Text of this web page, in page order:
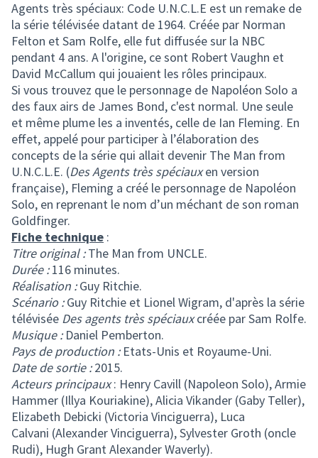
Agents très spéciaux: Code U.N.C.L.E est un remake de
la série télévisée datant de 1964. Créée par Norman
Felton et Sam Rolfe, elle fut diffusée sur la NBC
pendant 4 ans. A l'origine, ce sont Robert Vaughn et
David McCallum qui jouaient les rôles principaux.
Si vous trouvez que le personnage de Napoléon Solo a
des faux airs de James Bond, c'est normal. Une seule
et même plume les a inventés, celle de Ian Fleming. En
effet, appelé pour participer à l’élaboration des
concepts de la série qui allait devenir The Man from
U.N.C.L.E. (Des Agents très spéciauxen version
française), Fleming a créé le personnage de Napoléon
Solo, en reprenant le nom d’un méchant de son roman
Goldfinger.
Fiche technique :
Titre original :The Man from UNCLE.
Durée :116 minutes.
Réalisation :Guy Ritchie.
Scénario :Guy Ritchie et Lionel Wigram, d'après la série
télévisée Des agents très spéciauxcréée par Sam Rolfe.
Musique :Daniel Pemberton.
Pays de production :Etats-Unis et Royaume-Uni.
Date de sortie :2015.
Acteurs principaux: Henry Cavill (Napoleon Solo), Armie
Hammer (Illya Kouriakine), Alicia Vikander (Gaby Teller),
Elizabeth Debicki (Victoria Vinciguerra), Luca
Calvani (Alexander Vinciguerra), Sylvester Groth (oncle
Rudi), Hugh Grant Alexander Waverly).